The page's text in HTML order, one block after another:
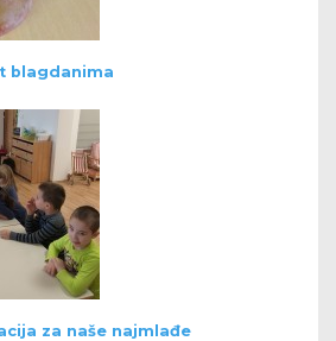
blagdanima
za naše najmlađe